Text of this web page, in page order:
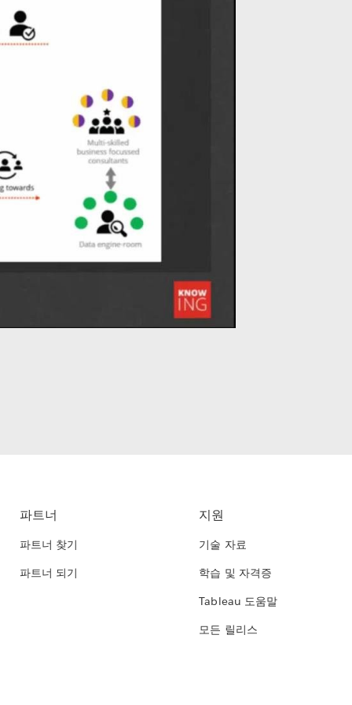
파트너
파트너 찾기
파트너 되기
지원
기술 자료
학습 및 자격증
Tableau 도움말
모든 릴리스